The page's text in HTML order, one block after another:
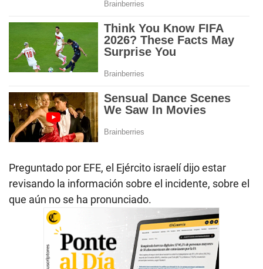
Preguntado por EFE, el Ejército israelí dijo estar
revisando la información sobre el incidente, sobre el
que aún no se ha pronunciado.